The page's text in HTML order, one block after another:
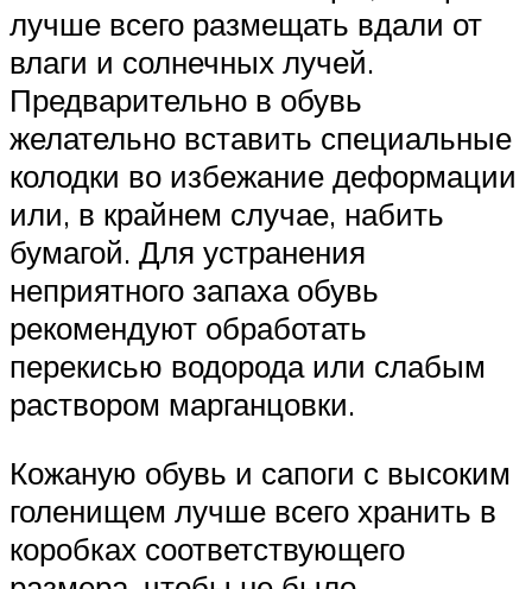
лучше всего размещать вдали от
влаги и солнечных лучей.
Предварительно в обувь
желательно вставить специальные
колодки во избежание деформации
или, в крайнем случае, набить
бумагой. Для устранения
неприятного запаха обувь
рекомендуют обработать
перекисью водорода или слабым
раствором марганцовки.
Кожаную обувь и сапоги с высоким
голенищем лучше всего хранить в
коробках соответствующего